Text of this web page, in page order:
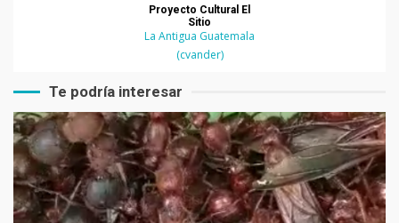
Proyecto Cultural El
Sitio
La Antigua Guatemala
(cvander)
Te podría interesar